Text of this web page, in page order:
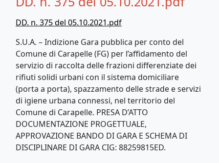
DD. n. 375 del 05.10.2021.pdf
S.U.A. – Indizione Gara pubblica per conto del
Comune di Carapelle (FG) per l’affidamento del
servizio di raccolta delle frazioni differenziate dei
rifiuti solidi urbani con il sistema domiciliare
(porta a porta), spazzamento delle strade e servizi
di igiene urbana connessi, nel territorio del
Comune di Carapelle. PRESA D’ATTO
DOCUMENTAZIONE PROGETTUALE,
APPROVAZIONE BANDO DI GARA E SCHEMA DI
DISCIPLINARE DI GARA CIG: 88259815ED.